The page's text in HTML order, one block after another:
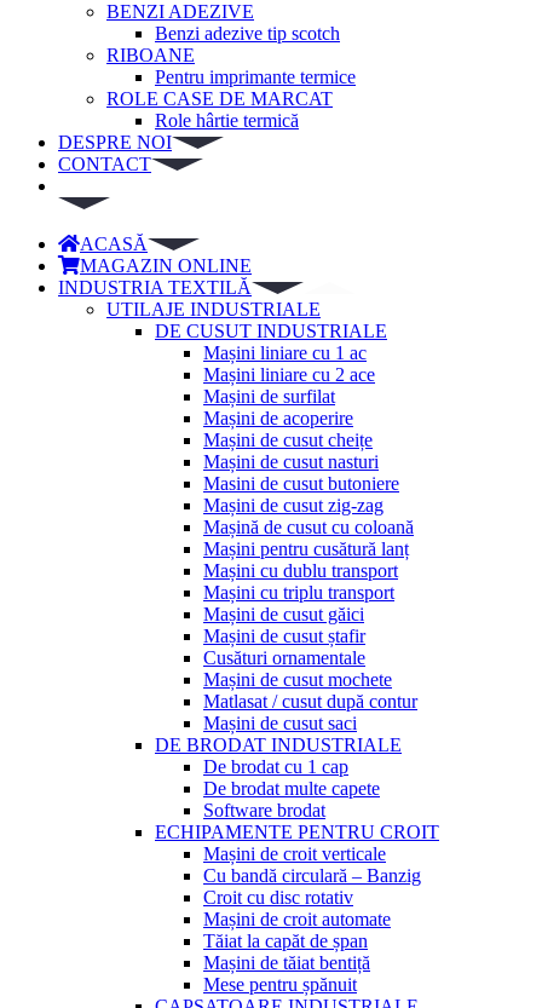
BENZI ADEZIVE
Benzi adezive tip scotch
RIBOANE
Pentru imprimante termice
ROLE CASE DE MARCAT
Role hârtie termică
DESPRE NOI
CONTACT
ACASĂ
MAGAZIN ONLINE
INDUSTRIA TEXTILĂ
UTILAJE INDUSTRIALE
DE CUSUT INDUSTRIALE
Mașini liniare cu 1 ac
Mașini liniare cu 2 ace
Mașini de surfilat
Mașini de acoperire
Mașini de cusut cheițe
Mașini de cusut nasturi
Masini de cusut butoniere
Mașini de cusut zig-zag
Mașină de cusut cu coloană
Mașini pentru cusătură lanț
Mașini cu dublu transport
Mașini cu triplu transport
Mașini de cusut găici
Mașini de cusut ștafir
Cusături ornamentale
Mașini de cusut mochete
Matlasat / cusut după contur
Mașini de cusut saci
DE BRODAT INDUSTRIALE
De brodat cu 1 cap
De brodat multe capete
Software brodat
ECHIPAMENTE PENTRU CROIT
Mașini de croit verticale
Cu bandă circulară – Banzig
Croit cu disc rotativ
Mașini de croit automate
Tăiat la capăt de șpan
Mașini de tăiat bentiță
Mese pentru șpănuit